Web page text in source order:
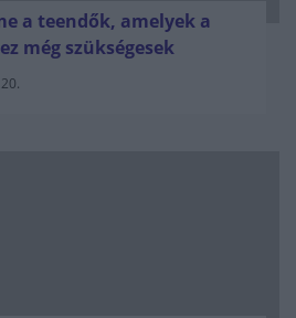
a teendők, amelyek a
még szükségesek